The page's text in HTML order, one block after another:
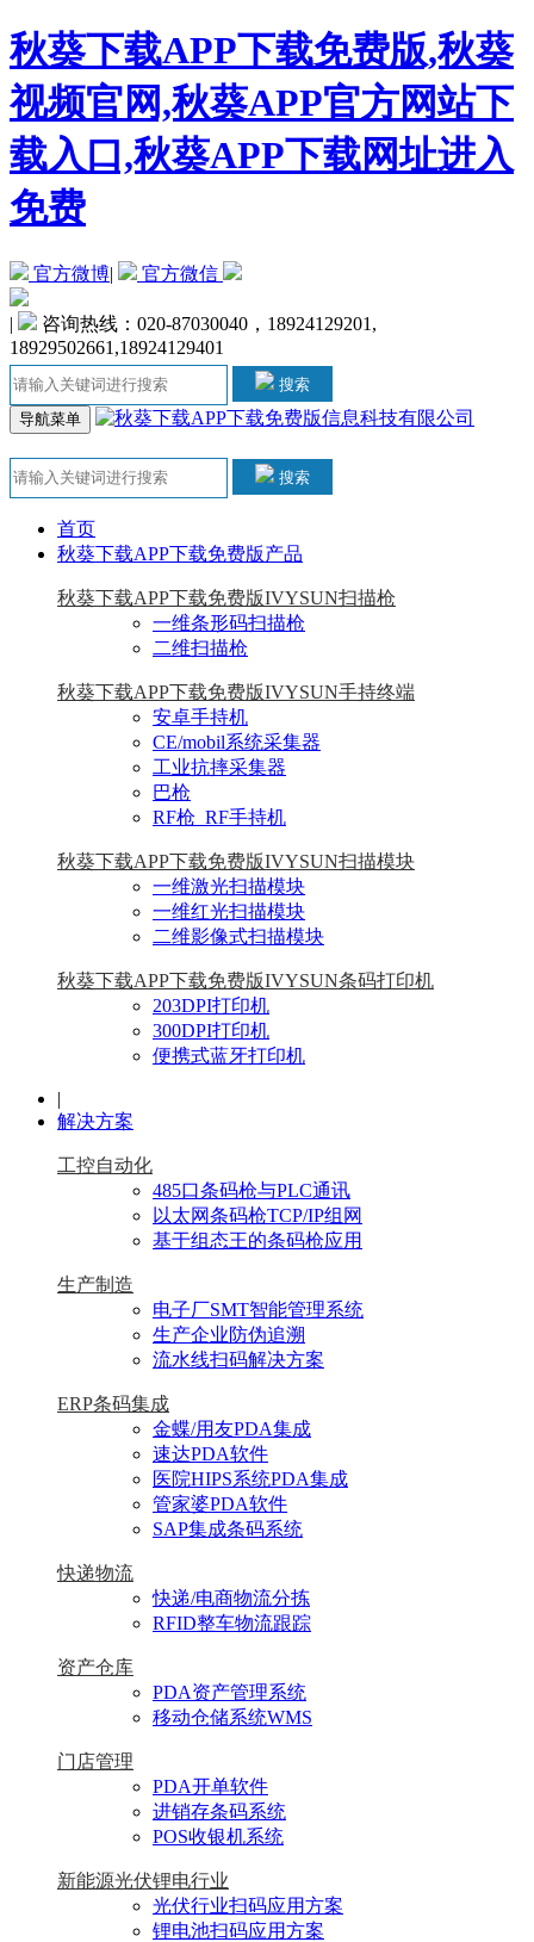
秋葵下载APP下载免费版,秋葵
视频官网,秋葵APP官方网站下
载入口,秋葵APP下载网址进入
免费
官方微博| 官方微信
|
咨询热线：020-87030040，18924129201,
18929502661,18924129401
搜索
导航菜单
搜索
首页
秋葵下载APP下载免费版产品
秋葵下载APP下载免费版IVYSUN扫描枪
一维条形码扫描枪
二维扫描枪
秋葵下载APP下载免费版IVYSUN手持终端
安卓手持机
CE/mobil系统采集器
工业抗摔采集器
巴枪
RF枪_RF手持机
秋葵下载APP下载免费版IVYSUN扫描模块
一维激光扫描模块
一维红光扫描模块
二维影像式扫描模块
秋葵下载APP下载免费版IVYSUN条码打印机
203DPI打印机
300DPI打印机
便携式蓝牙打印机
|
解决方案
工控自动化
485口条码枪与PLC通讯
以太网条码枪TCP/IP组网
基于组态王的条码枪应用
生产制造
电子厂SMT智能管理系统
生产企业防伪追溯
流水线扫码解决方案
ERP条码集成
金蝶/用友PDA集成
速达PDA软件
医院HIPS系统PDA集成
管家婆PDA软件
SAP集成条码系统
快递物流
快递/电商物流分拣
RFID整车物流跟踪
资产仓库
PDA资产管理系统
移动仓储系统WMS
门店管理
PDA开单软件
进销存条码系统
POS收银机系统
新能源光伏锂电行业
光伏行业扫码应用方案
锂电池扫码应用方案